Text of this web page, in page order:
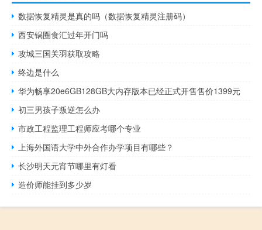
数据恢复精灵是真的吗（数据恢复精灵注册码）
西安锅圈食汇过年开门吗
攻城三国关羽获取攻略
终边是什么
华为畅享20e6GB128GB大内存版本已经正式开售售价1399元
初三男孩子叛逆怎么办
市政工程监理工程师应考哪个专业
上海外国语大学中外合作办学项目有哪些？
长沙明天元宵节哪里有灯看
造价师能挂到多少岁